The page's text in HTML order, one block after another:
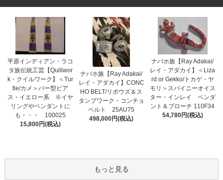
平原インディアン・ラコ
タ族伝統工芸【Quillwor
k・クイルワーク】＜Tur
tle/カメ＞バー型ピア
ス・イエロー系 ※イヤ
リングやペンダントに
も・・・ 100025
15,800円(税込)
ナバホ族【Ray Adakai/
レイ・アダカイ】CONC
HO BELT/リポウズ＆ス
タンプワーク・コンチョ
ベルト 25AU75
498,000円(税込)
ナバホ族【Ray Adakai/
レイ・アダカイ】＜Liza
rd or Gekko/トカゲ・ヤ
モリ＞スパイニーオイス
ター・インレイ ペンダ
ント＆ブローチ 110F34
54,780円(税込)
もっと見る